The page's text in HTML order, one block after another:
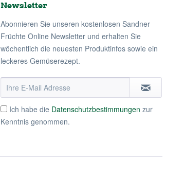
Newsletter
Abonnieren Sie unseren kostenlosen Sandner
Früchte Online Newsletter und erhalten Sie
wöchentlich die neuesten Produktinfos sowie ein
leckeres Gemüserezept.
Ich habe die Datenschutzbestimmungen zur
Kenntnis genommen.